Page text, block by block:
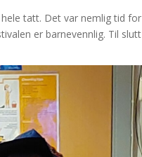
tatt. Det var nemlig tid for
er barnevennlig. Til slutt